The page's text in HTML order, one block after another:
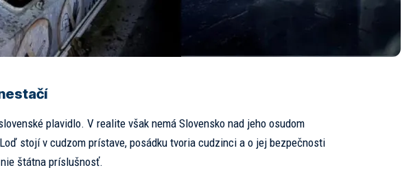
plavidlo. V realite však nemá Slovensko nad jeho osudom
stojí v cudzom prístave, posádku tvoria cudzinci a o jej bezpečnosti
štátna príslušnosť.